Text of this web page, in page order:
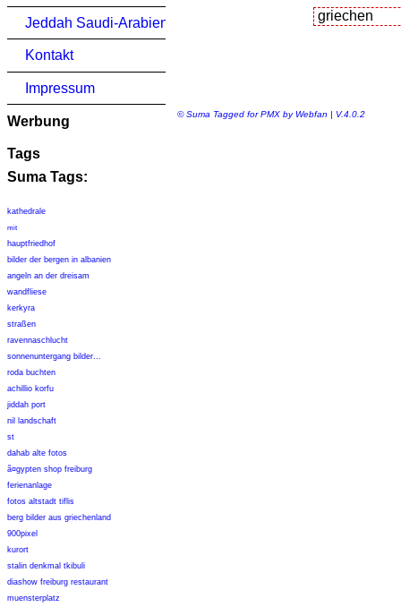
Jeddah Saudi-Arabien
Kontakt
Impressum
Werbung
Tags
Suma Tags:
kathedrale
mit
hauptfriedhof
bilder der bergen in albanien
angeln an der dreisam
wandfliese
kerkyra
straßen
ravennaschlucht
sonnenuntergang bilder...
roda buchten
achillio korfu
jiddah port
nil landschaft
st
dahab alte fotos
ã¤gypten shop freiburg
ferienanlage
fotos altstadt tiflis
berg bilder aus griechenland
900pixel
kurort
stalin denkmal tkibuli
diashow freiburg restaurant
muensterplatz
© Suma Tagged for PMX by Webfan | V.4.0.2